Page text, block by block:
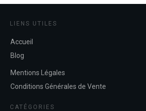
LIENS UTILES
Accueil
Blog
Mentions Légales
Conditions Générales de Vente
CATÉGORIES